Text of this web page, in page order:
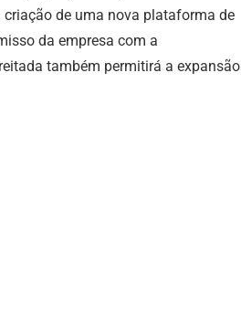
de uma nova plataforma de
da empresa com a
também permitirá a expansão